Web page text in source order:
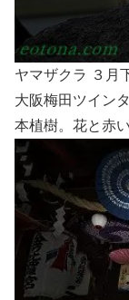
ヤマザクラ ３月
大阪梅田ツイン
本植樹。花と赤